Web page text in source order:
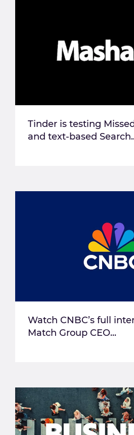
Tinder is testing
and text-based
Watch CNBC’s full
Match Group CEO...